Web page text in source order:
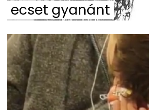
ecset gyanánt